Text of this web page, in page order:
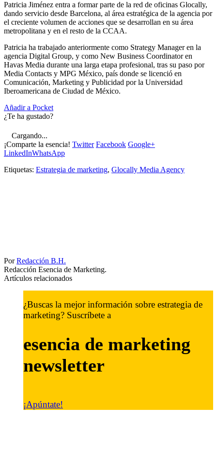
Patricia Jiménez entra a formar parte de la red de oficinas Glocally,
dando servicio desde Barcelona, al área estratégica de la agencia por
el creciente volumen de acciones que se desarrollan en su área
metropolitana y en el resto de la CCAA.
Patricia ha trabajado anteriormente como Strategy Manager en la
agencia Digital Group, y como New Business Coordinator en
Havas Media durante una larga etapa profesional, tras su paso por
Media Contacts y MPG México, país donde se licenció en
Comunicación, Marketing y Publicidad por la Universidad
Iberoamericana de Ciudad de México.
Añadir a Pocket
¿Te ha gustado?
Cargando...
¡Comparte la esencia! Twitter Facebook Google+
LinkedInWhatsApp
Etiquetas: Estrategia de marketing, Glocally Media Agency
PorRedacción B.H.
Redacción Esencia de Marketing.
Artículos relacionados
¿Buscas la mejor información sobre estrategia de
marketing? Suscríbete a
esencia de marketing
newsletter
¡Apúntate!